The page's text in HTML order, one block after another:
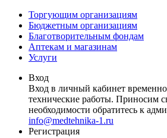
Торгующим организациям
Бюджетным организациям
Благотворительным фондам
Аптекам и магазинам
Услуги
Вход
Вход в личный кабинет
технические работы. Приносим
необходимости обратитесь к
info@medtehnika-1.ru
Регистрация